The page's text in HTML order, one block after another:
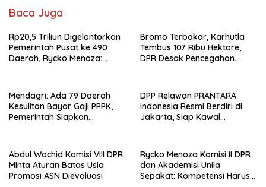
Baca Juga
Rp20,5 Triliun Digelontorkan
Pemerintah Pusat ke 490
Daerah, Rycko Menoza:
Lampung
Bromo Terbakar, Karhutla
Tembus 107 Ribu Hektare,
DPR Desak Pencegahan
Mendagri: Ada 79 Daerah
Kesulitan Bayar Gaji PPPK,
Pemerintah Siapkan
DPP Relawan PRANTARA
Indonesia Resmi Berdiri di
Jakarta, Siap Kawal
Abdul Wachid Komisi VIII DPR
Minta Aturan Batas Usia
Promosi ASN Dievaluasi
Rycko Menoza Komisi II DPR
dan Akademisi Unila
Sepakat: Kompetensi Harus